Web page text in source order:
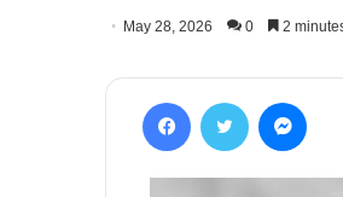
May 28, 2026 0 2